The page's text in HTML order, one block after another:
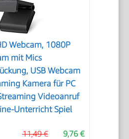
Webcam, 1080P
mit Mics
USB Webcam
Kamera für PC
Videoanruf
Unterricht Spiel
9,76 €
11,49 €